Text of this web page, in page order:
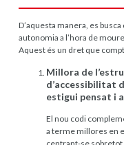
D’aquesta manera, es
autonomia a l’hora de
Aquest és un dret que
Millora de
d’accessibilitat
estigui pensat i
El nou codi
a terme millores en